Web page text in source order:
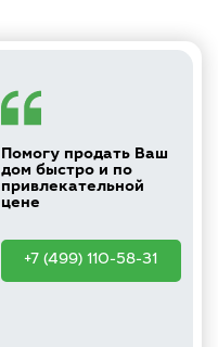
Помогу продать Ваш
дом быстро и по
привлекательной
цене
+7 (499) 110-58-31